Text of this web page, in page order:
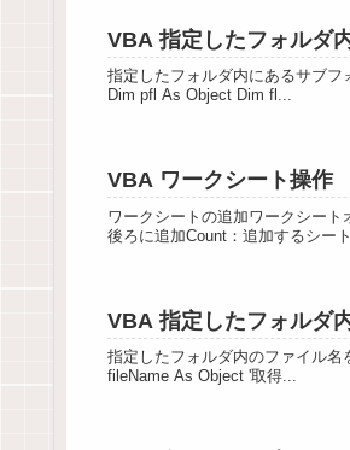
VBA 指定したフォルダ
指定したフォルダ内にあるサブ
Dim pfl As Object Dim fl...
VBA ワークシート操作
ワークシートの追加ワークシー
後ろに追加Count：追加するシー
VBA 指定したフォルダ
指定したフォルダ内のファイル
fileName As Object '取得...